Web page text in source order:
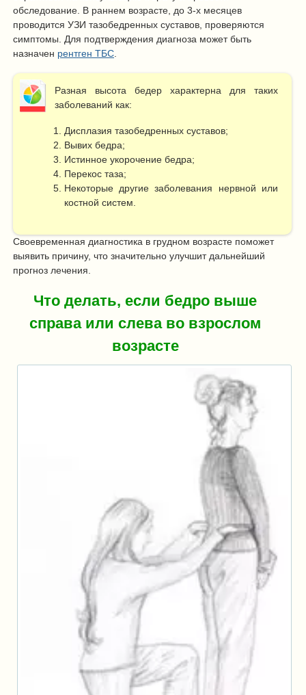
обследование. В раннем возрасте, до 3-х месяцев
проводится УЗИ тазобедренных суставов, проверяются
симптомы. Для подтверждения диагноза может быть
назначен рентген ТБС
Разная высота бедер характерна для таких
заболеваний как:
Дисплазия тазобедренных суставов;
Вывих бедра;
Истинное укорочение бедра;
Перекос таза;
Некоторые другие заболевания нервной или
костной систем.
Своевременная диагностика в грудном возрасте поможет
выявить причину, что значительно улучшит дальнейший
прогноз лечения.
Что делать, если бедро выше
справа или слева во взрослом
возрасте